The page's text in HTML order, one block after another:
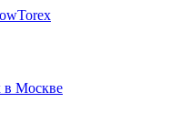
в Москве